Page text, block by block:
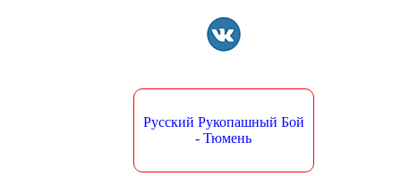
Русский Рукопашный Бой
- Тюмень